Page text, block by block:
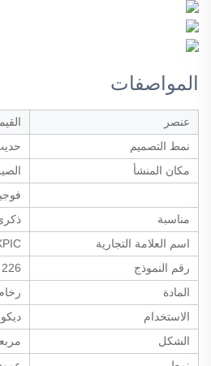
المواصفات
عنصر
نمط التصميم
مكان المنشأ
مناسبة
اسم العلامة التجارية
رقم النموذج
226
المادة
الاستخدام
الشكل